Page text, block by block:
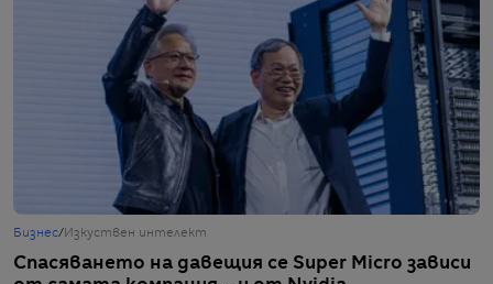
Бизнес/ Изкуствен интелект
Спасяването на давещия се Super Micro зависи